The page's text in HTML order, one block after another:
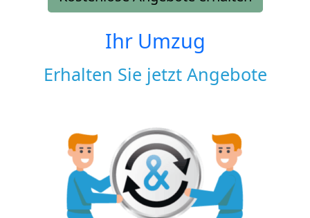
Ihr Umzug
Erhalten Sie jetzt Angebote